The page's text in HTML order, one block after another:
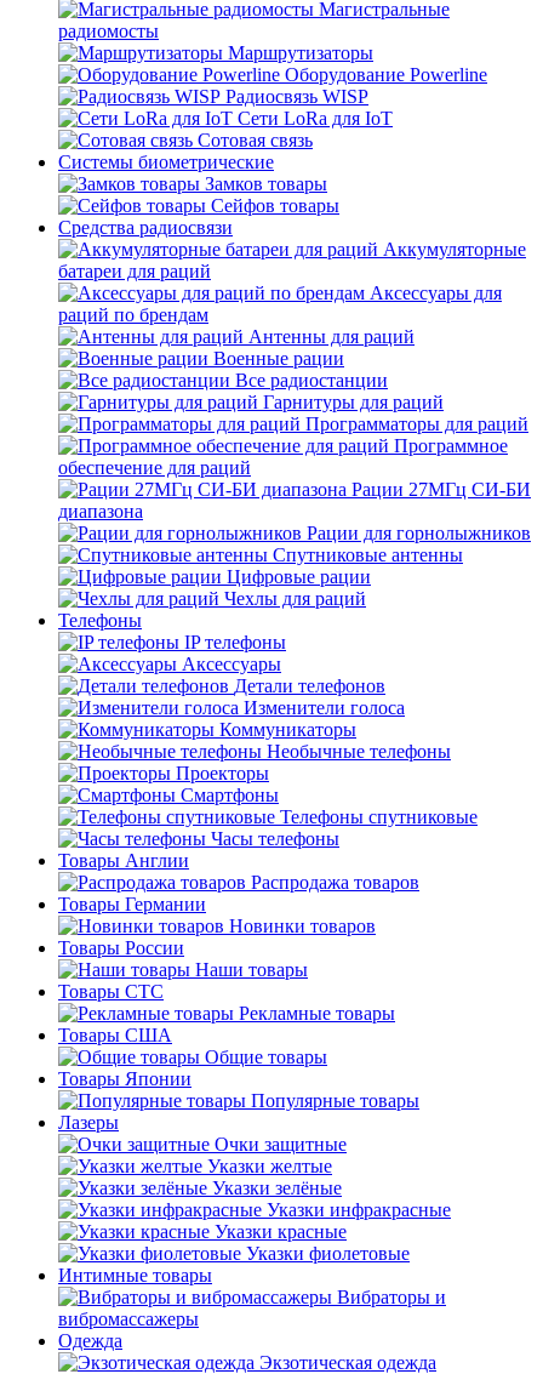
Магистральные
радиомосты
Маршрутизаторы
Оборудование Powerline
Радиосвязь WISP
Сети LoRa для IoT
Сотовая связь
Системы биометрические
Замков товары
Сейфов товары
Средства радиосвязи
Аккумуляторные
батареи для раций
Аксессуары для
раций по брендам
Антенны для раций
Военные рации
Все радиостанции
Гарнитуры для раций
Программаторы для раций
Программное
обеспечение для раций
Рации 27МГц СИ-БИ
диапазона
Рации для горнолыжников
Спутниковые антенны
Цифровые рации
Чехлы для раций
Телефоны
IP телефоны
Аксессуары
Детали телефонов
Изменители голоса
Коммуникаторы
Необычные телефоны
Проекторы
Смартфоны
Телефоны спутниковые
Часы телефоны
Товары Англии
Распродажа товаров
Товары Германии
Новинки товаров
Товары России
Наши товары
Товары СТС
Рекламные товары
Товары США
Общие товары
Товары Японии
Популярные товары
Лазеры
Очки защитные
Указки желтые
Указки зелёные
Указки инфракрасные
Указки красные
Указки фиолетовые
Интимные товары
Вибраторы и
вибромассажеры
Одежда
Экзотическая одежда